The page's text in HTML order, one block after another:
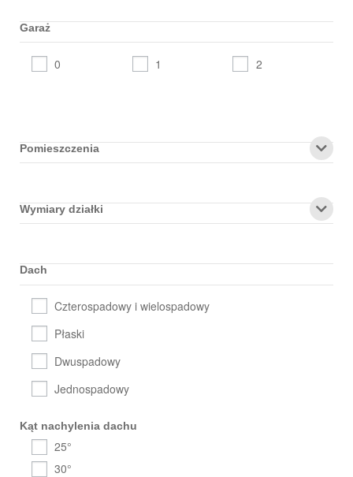
Garaż
0 1 2
Pomieszczenia
Wymiary działki
Dach
Jednospadowy
Płaski
Dwuspadowy
Czterospadowy i wielospadowy
Kąt nachylenia dachu
25°
30°